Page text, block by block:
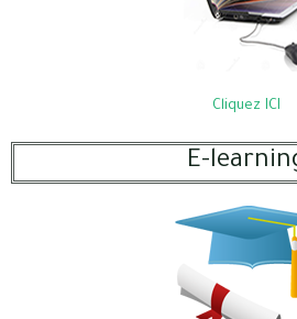
Cliquez ICI
E-